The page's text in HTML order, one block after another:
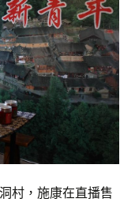
村，施康在直播售